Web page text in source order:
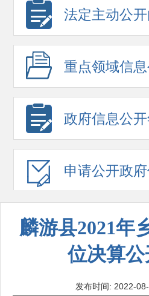
法定主动公
重点领域信
政府信息公
申请公开政
麟游县2021年
位决算
发布时间: 2022-